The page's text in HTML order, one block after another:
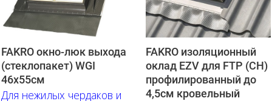
FAKRO окно-люк выхода
(стеклопакет) WGI
46х55см
Для нежилых чердаков и
FAKRO изоляционный
оклад EZV для FTP (CH)
профилированный до
4,5см кровельный